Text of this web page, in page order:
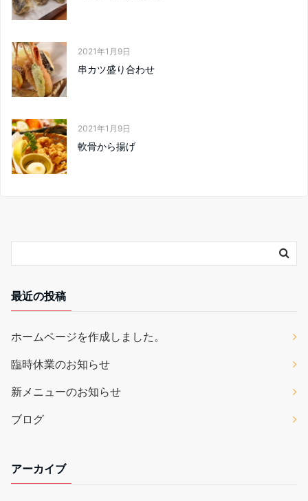
2021年1月9日
串カツ盛り合わせ
2021年1月9日
軟骨から揚げ
最近の投稿
ホームページを作成しました。
臨時休業のお知らせ
新メニューのお知らせ
ブログ
アーカイブ